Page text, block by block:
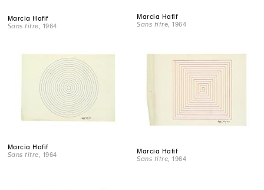
Marcia Hafif
Sans titre , 1964
Marcia Hafif
Sans titre , 1964
Marcia Hafif
Sans titre , 1964
Marcia Hafif
Sans titre , 1964